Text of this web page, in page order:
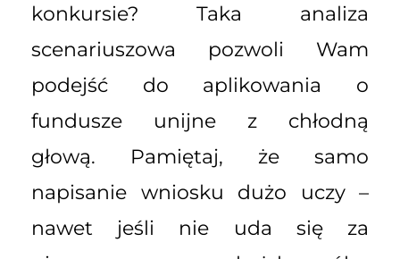
konkursie? Taka analiza
scenariuszowa pozwoli Wam
podejść do aplikowania o
fundusze unijne z chłodną
głową. Pamiętaj, że samo
napisanie wniosku dużo uczy –
nawet jeśli nie uda się za